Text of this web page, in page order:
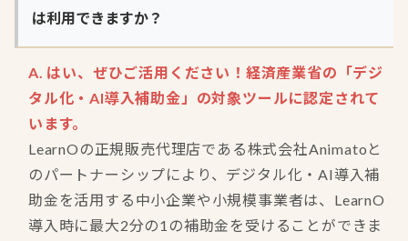
は利用できますか？
A. はい、ぜひご活用ください！経済産業省の「デジ
タル化・AI導入補助金」の対象ツールに認定されて
います。
LearnOの正規販売代理店である株式会社Animatoと
のパートナーシップにより、デジタル化・AI導入補
助金を活用する中小企業や小規模事業者は、LearnO
導入時に最大2分の1の補助金を受けることができま